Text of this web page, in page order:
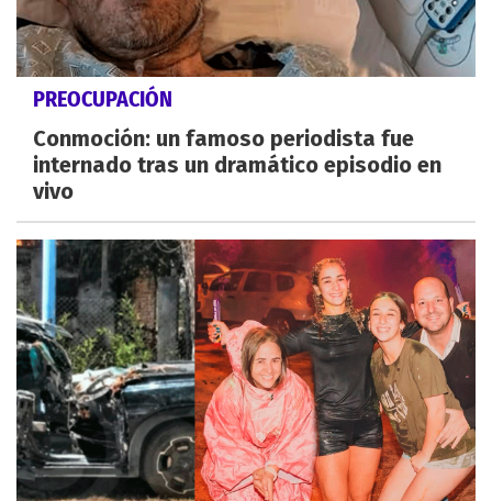
PREOCUPACIÓN
Conmoción: un famoso periodista fue
internado tras un dramático episodio en
vivo